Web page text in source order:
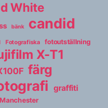
White
bänk candid
Fotografiska fotoutställning
X-T1
färg
graffiti
Manchester